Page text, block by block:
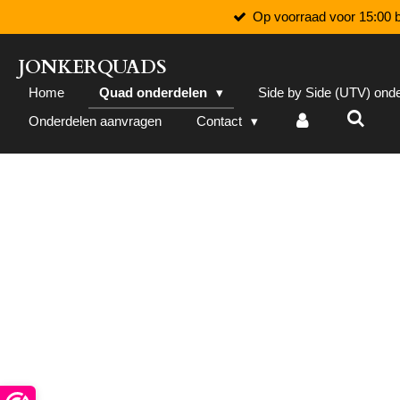
direct
naar
de
hoofdinhoud
Op voorraad voor 15:00
JONKERQUADS
Home Quad onderdelen
Side by Side (UTV)
Onderdelen aanvragen
Contact